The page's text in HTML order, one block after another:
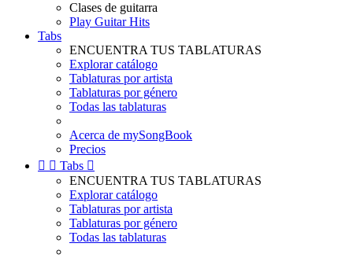
Clases de guitarra
Play Guitar Hits
Tabs
ENCUENTRA TUS TABLATURAS
Explorar catálogo
Tablaturas por artista
Tablaturas por género
Todas las tablaturas
Acerca de mySongBook
Precios
  Tabs 
ENCUENTRA TUS TABLATURAS
Explorar catálogo
Tablaturas por artista
Tablaturas por género
Todas las tablaturas